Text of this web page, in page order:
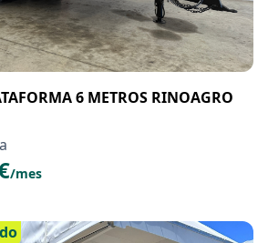
6 METROS RINOAGRO
/mes